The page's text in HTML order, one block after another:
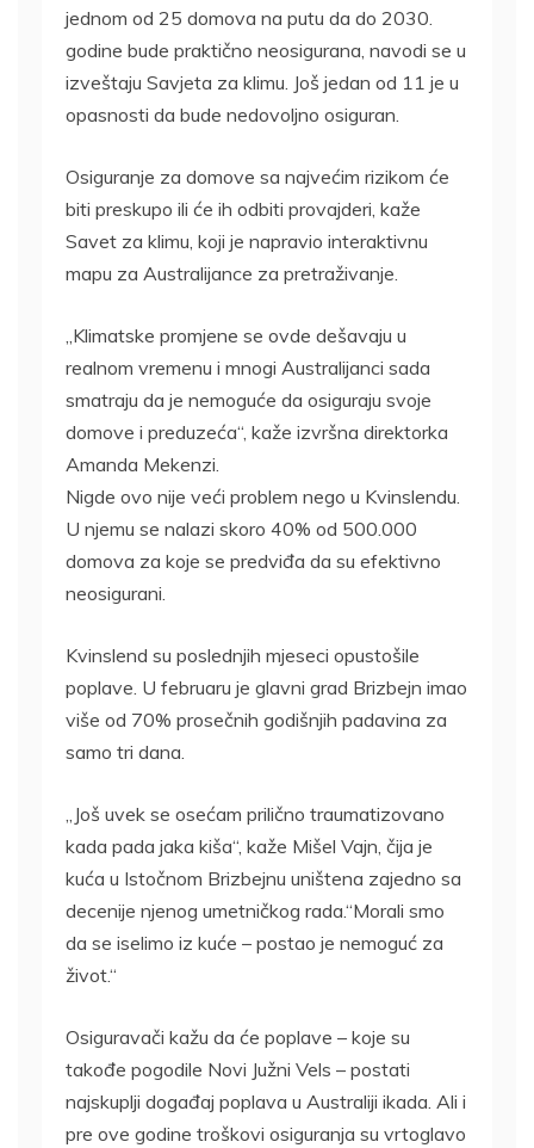
jednom od 25 domova na putu da do 2030.
godine bude praktično neosigurana, navodi se u
izveštaju Savjeta za klimu. Još jedan od 11 je u
opasnosti da bude nedovoljno osiguran.
Osiguranje za domove sa najvećim rizikom će
biti preskupo ili će ih odbiti provajderi, kaže
Savet za klimu, koji je napravio interaktivnu
mapu za Australijance za pretraživanje.
„Klimatske promjene se ovde dešavaju u
realnom vremenu i mnogi Australijanci sada
smatraju da je nemoguće da osiguraju svoje
domove i preduzeća“, kaže izvršna direktorka
Amanda Mekenzi.
Nigde ovo nije veći problem nego u Kvinslendu.
U njemu se nalazi skoro 40% od 500.000
domova za koje se predviđa da su efektivno
neosigurani.
Kvinslend su poslednjih mjeseci opustošile
poplave. U februaru je glavni grad Brizbejn imao
više od 70% prosečnih godišnjih padavina za
samo tri dana.
„Još uvek se osećam prilično traumatizovano
kada pada jaka kiša“, kaže Mišel Vajn, čija je
kuća u Istočnom Brizbejnu uništena zajedno sa
decenije njenog umetničkog rada.“Morali smo
da se iselimo iz kuće – postao je nemoguć za
život.“
Osiguravači kažu da će poplave – koje su
takođe pogodile Novi Južni Vels – postati
najskuplji događaj poplava u Australiji ikada. Ali i
pre ove godine troškovi osiguranja su vrtoglavo